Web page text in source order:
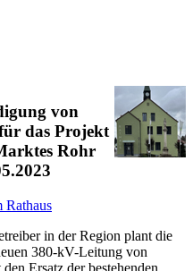
von
das Projekt
Rohr
Rathaus
in der Region plant die
380-kV-Leitung von
Ersatz der bestehenden